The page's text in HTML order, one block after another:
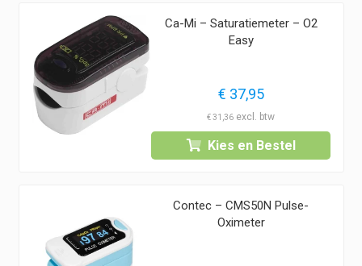
Ca-Mi – Saturatiemeter – O2
Easy
€ 37,95
€31,36
Kies en Bestel
Contec – CMS50N Pulse-
Oximeter